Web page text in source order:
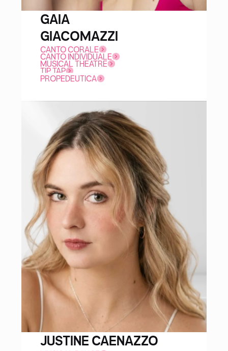
GAIA
GIACOMAZZI
CANTO CORALE
CANTO INDIVIDUALE
MUSICAL THEATRE
TIP TAP
PROPEDEUTICA
JUSTINE CAENAZZO